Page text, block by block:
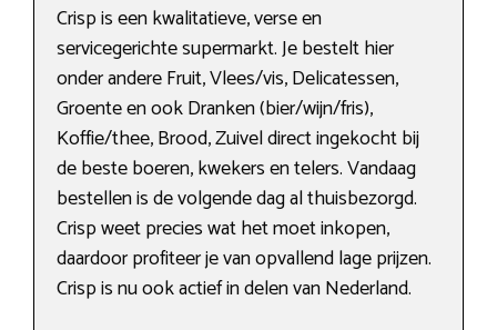
Crisp is een kwalitatieve, verse en
servicegerichte supermarkt. Je bestelt hier
onder andere Fruit, Vlees/vis, Delicatessen,
Groente en ook Dranken (bier/wijn/fris),
Koffie/thee, Brood, Zuivel direct ingekocht bij
de beste boeren, kwekers en telers. Vandaag
bestellen is de volgende dag al thuisbezorgd.
Crisp weet precies wat het moet inkopen,
daardoor profiteer je van opvallend lage prijzen.
Crisp is nu ook actief in delen van Nederland.